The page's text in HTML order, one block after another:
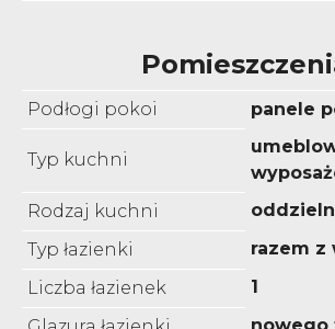
Podłogi pokoi panele
Typ kuchni
Rodzaj kuchni
Typ łazienki
razem z
Liczba łazienek
1